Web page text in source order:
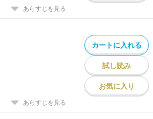
あらすじを見る
カートに入れる
試し読み
お気に入り
あらすじを見る